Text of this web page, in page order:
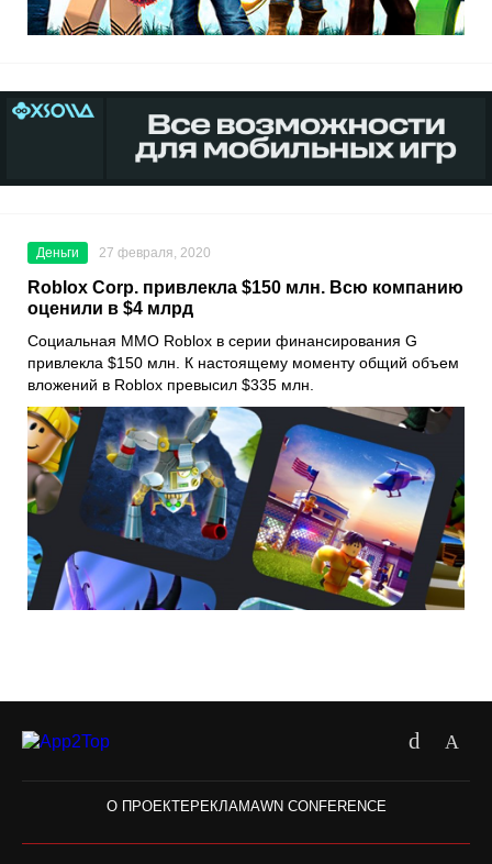
Деньги 27 февраля, 2020
Roblox Corp. привлекла $150 млн. Всю компанию
оценили в $4 млрд
Социальная ММО Roblox в серии финансирования G
привлекла $150 млн. К настоящему моменту общий объем
вложений в Roblox превысил $335 млн.
О ПРОЕКТЕРЕКЛАМАWN CONFERENCE